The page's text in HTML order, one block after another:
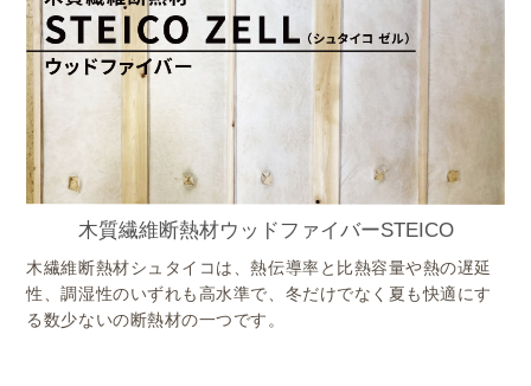
木質繊維断熱材ウッドファイバーSTEICO
木繊維断熱材シュタイコは、熱伝導率と比熱容量や熱の遅延
性、調湿性のいずれも高水準で、冬だけでなく夏も快適にす
る数少ないの断熱材の一つです。